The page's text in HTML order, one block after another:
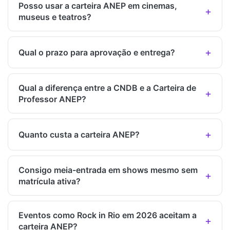
Posso usar a carteira ANEP em cinemas,
museus e teatros?
Qual o prazo para aprovação e entrega?
Qual a diferença entre a CNDB e a Carteira de
Professor ANEP?
Quanto custa a carteira ANEP?
Consigo meia-entrada em shows mesmo sem
matrícula ativa?
Eventos como Rock in Rio em 2026 aceitam a
carteira ANEP?